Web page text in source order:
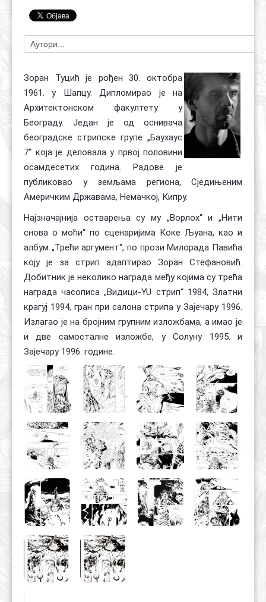
Зоран Туцић је рођен 30. октобра
1961. у Шапцу. Дипломирао је на
Архитектонском факултету у
Београду. Један је од оснивача
београдске стрипске групе „Баухаус
7“ која је деловала у првој половини
осамдесетих година. Радове је
публиковао у земљама региона, Сједињеним
Америчким Државама, Немачкој, Кипру.
Најзначајнија остварења су му „Ворлох“ и „Нити
снова о моћи“ по сценаријима Коке Љуана, као и
албум „Трећи аргумент“, по прози Милорада Павића
коју је за стрип адаптирао Зоран Стефановић.
Добитник је неколико награда међу којима су трећа
награда часописа „Видици-YU стрип“ 1984, Златни
крагуј 1994, гран при салона стрипа у Зајечару 1996.
Излагао је на бројним групним изложбама, а имао је
и две самосталне изложбе, у Солуну 1995. и
Зајечару 1996. године.
Органи
Хол славе
Контакт